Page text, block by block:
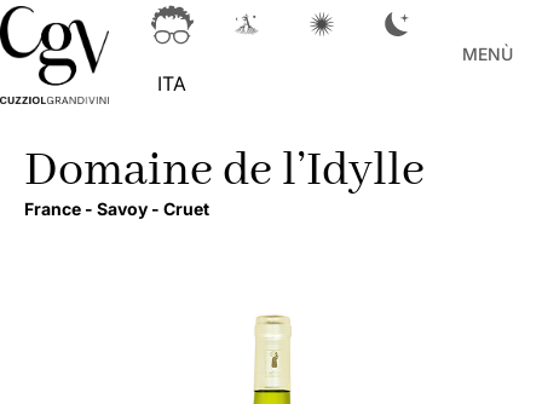
ITA
MENÙ
Domaine de l’Idylle
France - Savoy - Cruet